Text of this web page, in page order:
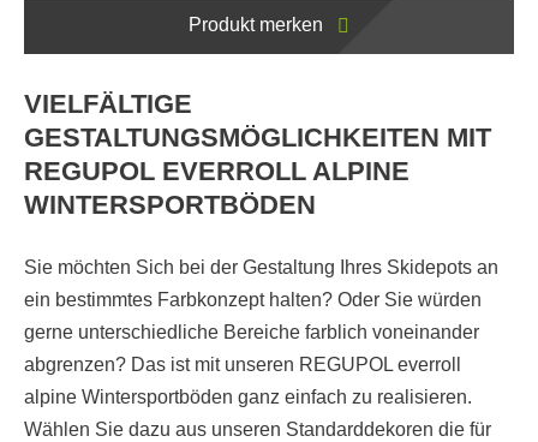
Produkt merken
VIELFÄLTIGE
GESTALTUNGSMÖGLICHKEITEN MIT
REGUPOL EVERROLL ALPINE
WINTERSPORTBÖDEN
Sie möchten Sich bei der Gestaltung Ihres Skidepots an
ein bestimmtes Farbkonzept halten? Oder Sie würden
gerne unterschiedliche Bereiche farblich voneinander
abgrenzen? Das ist mit unseren REGUPOL everroll
alpine Wintersportböden ganz einfach zu realisieren.
Wählen Sie dazu aus unseren Standarddekoren die für